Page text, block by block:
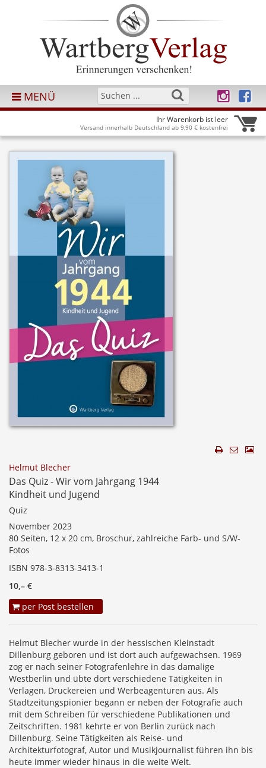
MENÜ
Ihr Warenkorb ist leer
Versand innerhalb Deutschland ab 9,90 € kostenfrei
Helmut Blecher
Das Quiz - Wir vom Jahrgang 1944
Kindheit und Jugend
Quiz
November 2023
80 Seiten, 12 x 20 cm, Broschur, zahlreiche Farb- und S/W-
Fotos
ISBN 978-3-8313-3413-1
10,– €
per Post bestellen
Helmut Blecher wurde in der hessischen Kleinstadt
Dillenburg geboren und ist dort auch aufgewachsen. 1969
zog er nach seiner Fotografenlehre in das damalige
Westberlin und übte dort verschiedene Tätigkeiten in
Verlagen, Druckereien und Werbeagenturen aus. Als
Stadtzeitungspionier begann er neben der Fotografie auch
mit dem Schreiben für verschiedene Publikationen und
Zeitschriften. 1981 kehrte er von Berlin zurück nach
Dillenburg. Seine Tätigkeiten als Reise- und
Architekturfotograf, Autor und Musikjournalist führen ihn bis
heute immer wieder hinaus in die weite Welt.